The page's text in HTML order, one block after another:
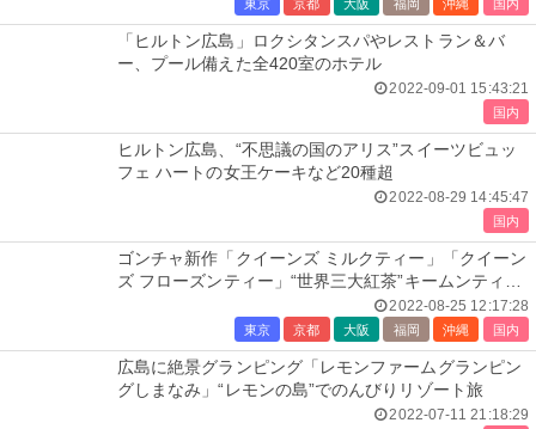
東京 京都 大阪 福岡 沖縄 国内
「ヒルトン広島」ロクシタンスパやレストラン＆バ
ー、プール備えた全420室のホテル
2022-09-01 15:43:21
国内
ヒルトン広島、“不思議の国のアリス”スイーツビュッ
フェ ハートの女王ケーキなど20種超
2022-08-29 14:45:47
国内
ゴンチャ新作「クイーンズ ミルクティー」「クイーン
ズ フローズンティー」“世界三大紅茶”キームンティー
2022-08-25 12:17:28
東京 京都 大阪 福岡 沖縄 国内
広島に絶景グランピング「レモンファームグランピン
グしまなみ」“レモンの島”でのんびりリゾート旅
2022-07-11 21:18:29